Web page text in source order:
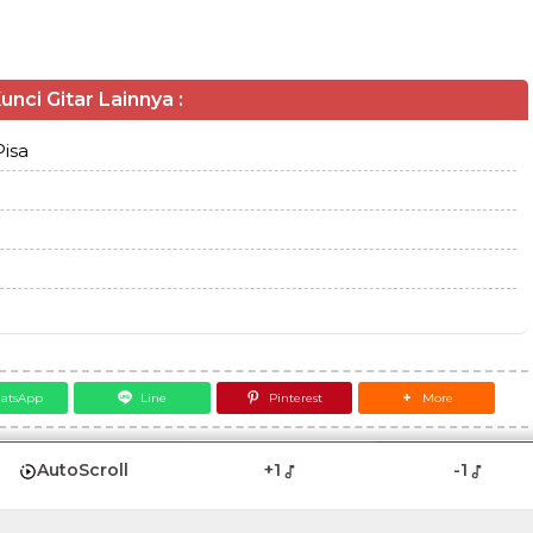
Gitar Lainnya :
Line Pinterest More
AutoScroll +1 -1